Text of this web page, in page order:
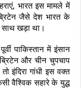
भारत इस मामले में
जैसे देश भारत के
खड़ा था।
पाकिस्तान में इंसान
और चीन चुपचाप
इंदिरा गांधी इस वक्त
वैश्विक सहारे के युद्ध